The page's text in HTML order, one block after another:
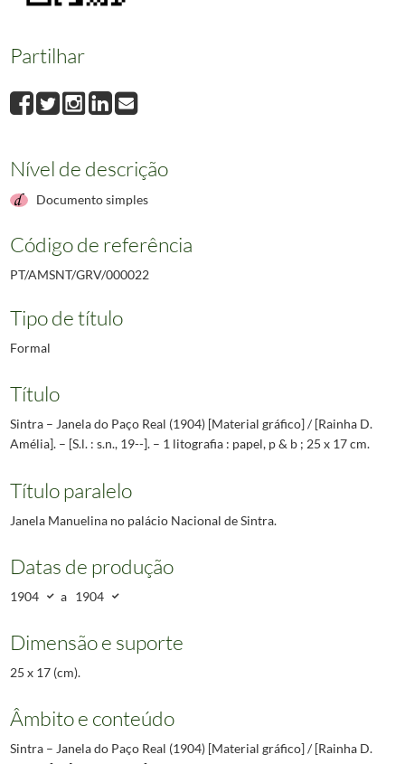
Partilhar
Nível de descrição
Documento simples
Código de referência
PT/AMSNT/GRV/000022
Tipo de título
Formal
Título
Sintra – Janela do Paço Real (1904) [Material gráfico] / [Rainha D.
Amélia]. – [S.l. : s.n., 19--]. – 1 litografia : papel, p & b ; 25 x 17 cm.
Título paralelo
Janela Manuelina no palácio Nacional de Sintra.
Datas de produção
1904 a 1904
Dimensão e suporte
25 x 17 (cm).
Âmbito e conteúdo
Sintra – Janela do Paço Real (1904) [Material gráfico] / [Rainha D.